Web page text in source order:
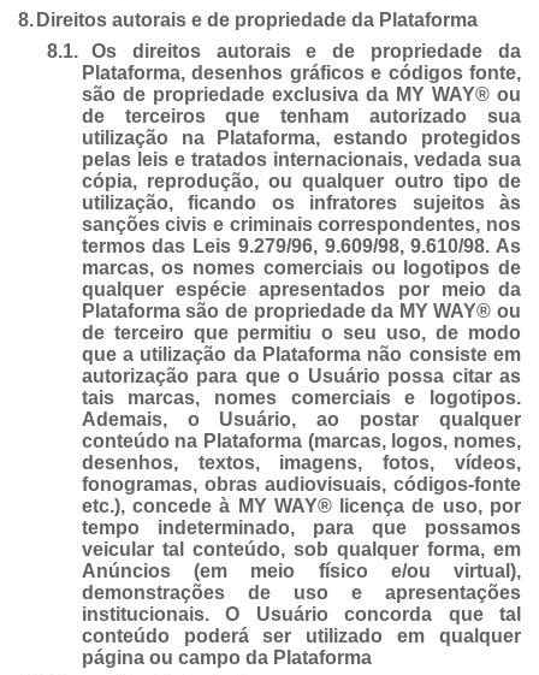
8. Direitos autorais e de propriedade da Plataforma
8.1.
Os direitos autorais e de propriedade da
Plataforma, desenhos gráficos e códigos fonte,
são de propriedade exclusiva da MY WAY® ou
de terceiros que tenham autorizado sua
utilização na Plataforma, estando protegidos
pelas leis e tratados internacionais, vedada sua
cópia, reprodução, ou qualquer outro tipo de
utilização, ficando os infratores sujeitos às
sanções civis e criminais correspondentes, nos
termos das Leis 9.279/96, 9.609/98, 9.610/98. As
marcas, os nomes comerciais ou logotipos de
qualquer espécie apresentados por meio da
Plataforma são de propriedade da MY WAY® ou
de terceiro que permitiu o seu uso, de modo
que a utilização da Plataforma não consiste em
autorização para que o Usuário possa citar as
tais marcas, nomes comerciais e logotipos.
Ademais, o Usuário, ao postar qualquer
conteúdo na Plataforma (marcas, logos, nomes,
desenhos, textos, imagens, fotos, vídeos,
fonogramas, obras audiovisuais, códigos-fonte
etc.), concede à MY WAY® licença de uso, por
tempo indeterminado, para que possamos
veicular tal conteúdo, sob qualquer forma, em
Anúncios (em meio físico e/ou virtual),
demonstrações de uso e apresentações
institucionais. O Usuário concorda que tal
conteúdo poderá ser utilizado em qualquer
página ou campo da Plataforma